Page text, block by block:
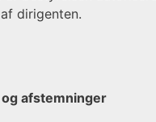
dirigenten.
afstemninger